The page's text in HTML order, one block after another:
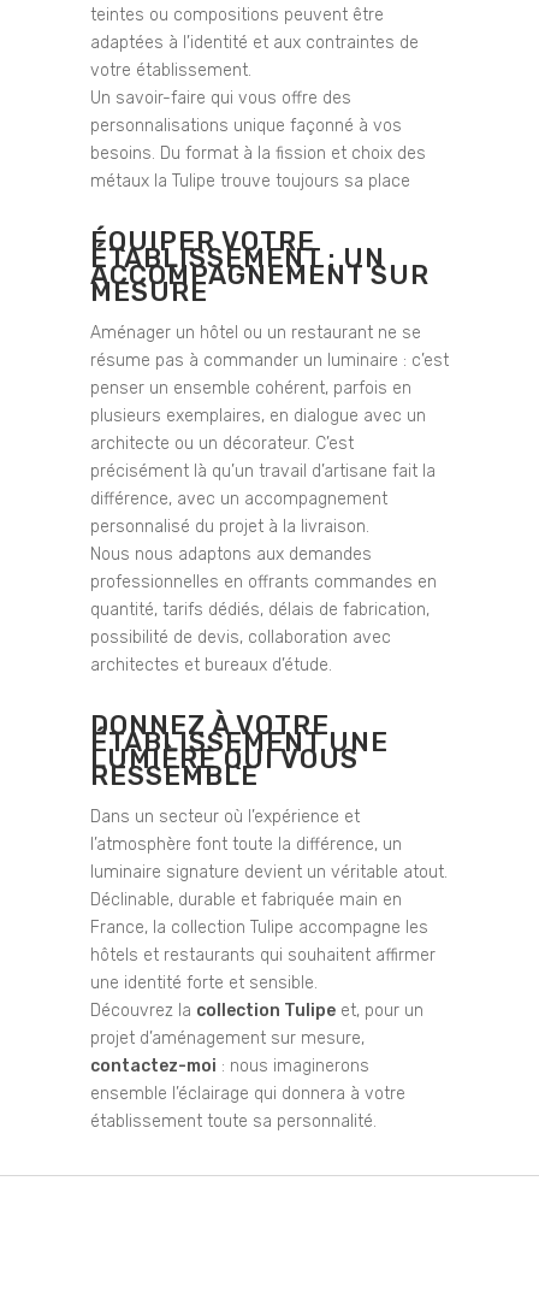
teintes ou compositions peuvent être
adaptées à l’identité et aux contraintes de
votre établissement.
Un savoir-faire qui vous offre des
personnalisations unique façonné à vos
besoins. Du format à la fission et choix des
métaux la Tulipe trouve toujours sa place
ÉQUIPER VOTRE
ÉTABLISSEMENT : UN
ACCOMPAGNEMENT SUR
MESURE
Aménager un hôtel ou un restaurant ne se
résume pas à commander un luminaire : c’est
penser un ensemble cohérent, parfois en
plusieurs exemplaires, en dialogue avec un
architecte ou un décorateur. C’est
précisément là qu’un travail d’artisane fait la
différence, avec un accompagnement
personnalisé du projet à la livraison.
Nous nous adaptons aux demandes
professionnelles en offrants commandes en
quantité, tarifs dédiés, délais de fabrication,
possibilité de devis, collaboration avec
architectes et bureaux d’étude.
DONNEZ À VOTRE
ÉTABLISSEMENT UNE
LUMIÈRE QUI VOUS
RESSEMBLE
Dans un secteur où l’expérience et
l’atmosphère font toute la différence, un
luminaire signature devient un véritable atout.
Déclinable, durable et fabriquée main en
France, la collection Tulipe accompagne les
hôtels et restaurants qui souhaitent affirmer
une identité forte et sensible.
Découvrez la collection Tulipe et, pour un
projet d’aménagement sur mesure,
contactez-moi : nous imaginerons
ensemble l’éclairage qui donnera à votre
établissement toute sa personnalité.